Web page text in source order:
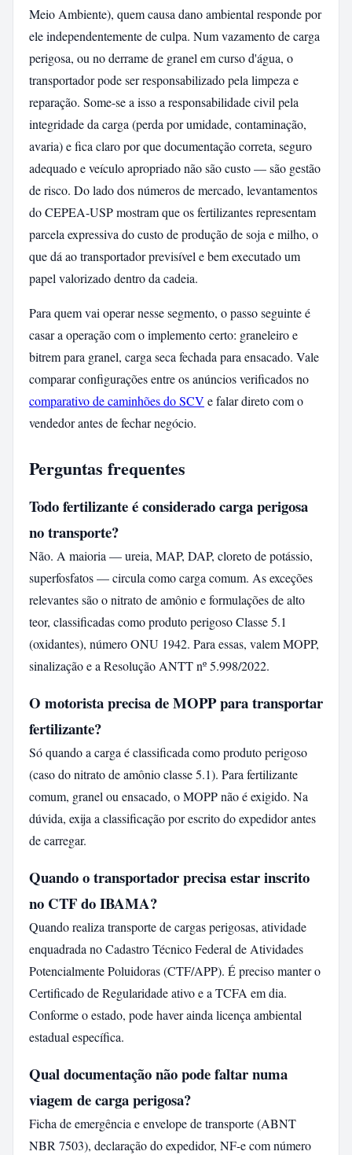
Meio Ambiente), quem causa dano ambiental responde por
ele independentemente de culpa. Num vazamento de carga
perigosa, ou no derrame de granel em curso d'água, o
transportador pode ser responsabilizado pela limpeza e
reparação. Some-se a isso a responsabilidade civil pela
integridade da carga (perda por umidade, contaminação,
avaria) e fica claro por que documentação correta, seguro
adequado e veículo apropriado não são custo — são gestão
de risco. Do lado dos números de mercado, levantamentos
do CEPEA-USP mostram que os fertilizantes representam
parcela expressiva do custo de produção de soja e milho, o
que dá ao transportador previsível e bem executado um
papel valorizado dentro da cadeia.
Para quem vai operar nesse segmento, o passo seguinte é
casar a operação com o implemento certo: graneleiro e
bitrem para granel, carga seca fechada para ensacado. Vale
comparar configurações entre os anúncios verificados no
comparativo de caminhões do SCV e falar direto com o
vendedor antes de fechar negócio.
Perguntas frequentes
Todo fertilizante é considerado carga perigosa
no transporte?
Não. A maioria — ureia, MAP, DAP, cloreto de potássio,
superfosfatos — circula como carga comum. As exceções
relevantes são o nitrato de amônio e formulações de alto
teor, classificadas como produto perigoso Classe 5.1
(oxidantes), número ONU 1942. Para essas, valem MOPP,
sinalização e a Resolução ANTT nº 5.998/2022.
O motorista precisa de MOPP para transportar
fertilizante?
Só quando a carga é classificada como produto perigoso
(caso do nitrato de amônio classe 5.1). Para fertilizante
comum, granel ou ensacado, o MOPP não é exigido. Na
dúvida, exija a classificação por escrito do expedidor antes
de carregar.
Quando o transportador precisa estar inscrito
no CTF do IBAMA?
Quando realiza transporte de cargas perigosas, atividade
enquadrada no Cadastro Técnico Federal de Atividades
Potencialmente Poluidoras (CTF/APP). É preciso manter o
Certificado de Regularidade ativo e a TCFA em dia.
Conforme o estado, pode haver ainda licença ambiental
estadual específica.
Qual documentação não pode faltar numa
viagem de carga perigosa?
Ficha de emergência e envelope de transporte (ABNT
NBR 7503), declaração do expedidor, NF-e com número